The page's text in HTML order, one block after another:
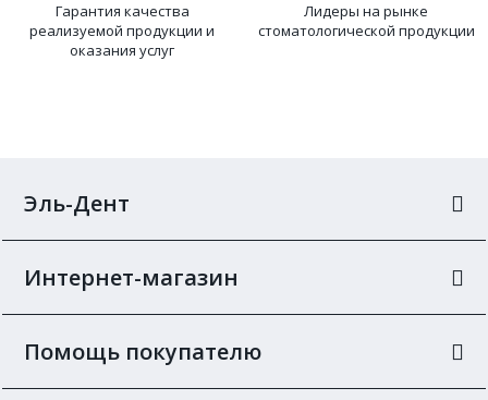
Гарантия качества
реализуемой продукции и
оказания услуг
Лидеры на рынке
стоматологической продукции
Эль-Дент
Интернет-магазин
Помощь покупателю